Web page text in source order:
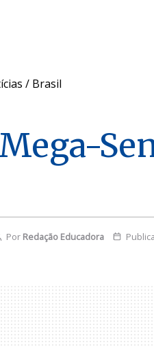
/ Brasil
Mega-
Por Redação Educadora